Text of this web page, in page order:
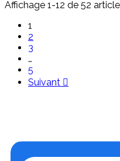
Affichage 1-12 de 52
1
2
3
…
5
Suivant 